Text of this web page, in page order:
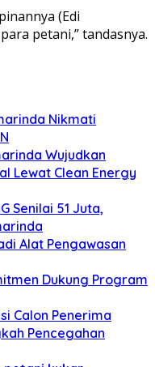
(Edi
petani,” tandasnya.
Nikmati
Wujudkan
Lewat Clean Energy
Senilai 51 Juta,
Alat Pengawasan
Dukung Program
Calon Penerima
Pencegahan